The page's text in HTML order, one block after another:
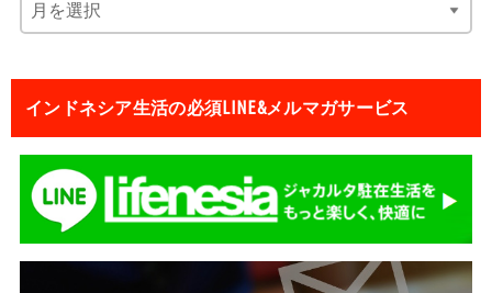
インドネシア生活の必須LINE&メルマガサービス